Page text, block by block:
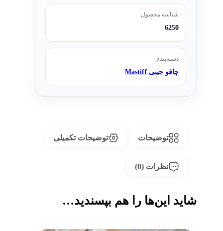
شناسه محصول
6250
دسته‌بندی
چاقو جیبی Mastiff
توضیحات توضیحات تکمیلی
نظرات (0)
شاید این‌ها را هم بپسندید…